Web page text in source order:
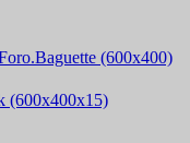
(600x400)